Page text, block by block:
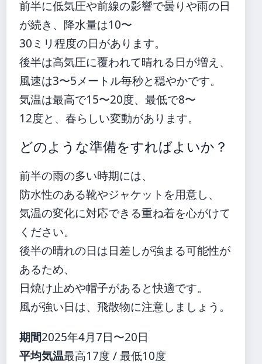
前半に低気圧や前線の影響で曇りや雨の日
が続き、降水量は10〜
30ミリ程度の日があります。
後半は高気圧に覆われて晴れる日が増え、
風速は3〜5メートル毎秒と穏やかです。
気温は最高で15〜20度、最低で8〜
12度と、春らしい変動があります。
どのような準備をすればよいか？
前半の雨の多い時期には、
防水性のある靴やジャケットを用意し、
気温の変化に対応できる重ね着を心がけて
ください。
後半の晴れの日は日差しが強まる可能性が
あるため、
日焼け止めや帽子があると快適です。
風が強い日は、飛散物に注意しましょう。
期間2025年4月7日〜20日
平均気温最高17度 / 最低10度